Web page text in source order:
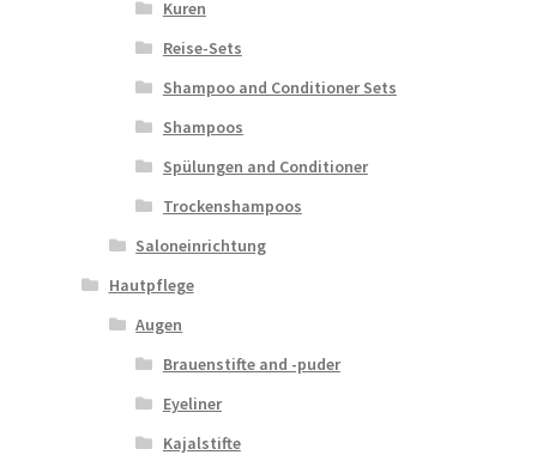
Kuren
Reise-Sets
Shampoo and Conditioner Sets
Shampoos
Spülungen and Conditioner
Trockenshampoos
Saloneinrichtung
Hautpflege
Augen
Brauenstifte and -puder
Eyeliner
Kajalstifte